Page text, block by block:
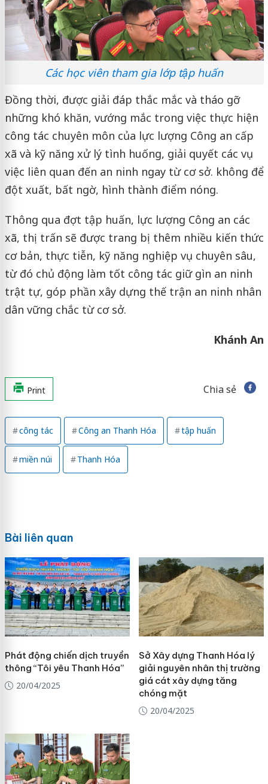
Các học viên tham gia lớp tập huấn
Đồng thời, được giải đáp thắc mắc và tháo gỡ
những khó khăn, vướng mắc trong việc thực hiện
công tác chuyên môn của lực lượng Công an cấp
xã và kỹ năng xử lý tình huống, giải quyết các vụ
việc liên quan đến an ninh ngay từ cơ sở. không để
đột xuất, bất ngờ, hình thành điểm nóng.
Thông qua đợt tập huấn, lực lượng Công an các
xã, thị trấn sẽ được trang bị thêm nhiều kiến thức
cơ bản, thực tiễn, kỹ năng nghiệp vụ chuyên sâu,
từ đó chủ động làm tốt công tác giữ gìn an ninh
trật tự, góp phần xây dựng thế trận an ninh nhân
dân vững chắc từ cơ sở.
Khánh An
Print Chia sẻ
công tác Công an Thanh Hóa tập huấn
miền núi Thanh Hóa
Bài liên quan
Phát động chiến dịch truyền
thông “Tôi yêu Thanh Hóa”
20/04/2025
Sở Xây dựng Thanh Hóa lý
giải nguyên nhân thị trường
giá cát xây dựng tăng
chóng mặt
20/04/2025